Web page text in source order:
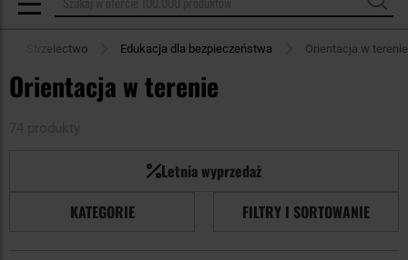
Strzelectwo Edukacja dla bezpieczeństwa Orientacja w terenie
Orientacja w terenie
Letnia wyprzedaż
KATEGORIE
FILTRY I SORTOWANIE